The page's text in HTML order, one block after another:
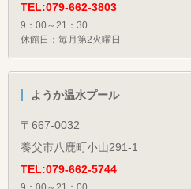
TEL:079-662-3803
9：00～21：30
休館日：毎月第2火曜日
ようか温水プール
〒667-0032
養父市八鹿町小山291-1
TEL:079-662-5744